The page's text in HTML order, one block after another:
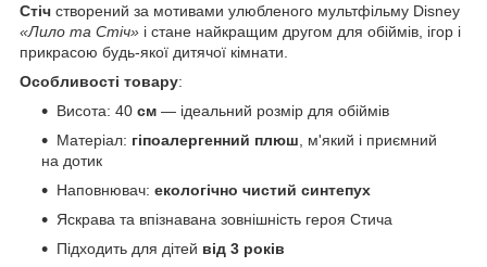
Стіч створений за мотивами улюбленого мультфільму Disney
«Лило та Стіч» і стане найкращим другом для обіймів, ігор і
прикрасою будь-якої дитячої кімнати.
Особливості товару:
Висота: 40 см — ідеальний розмір для обіймів
Матеріал: гіпоалергенний плюш , м'який і приємний
на дотик
Наповнювач: екологічно чистий синтепух
Яскрава та впізнавана зовнішність героя Стича
Підходить для дітей від 3 років